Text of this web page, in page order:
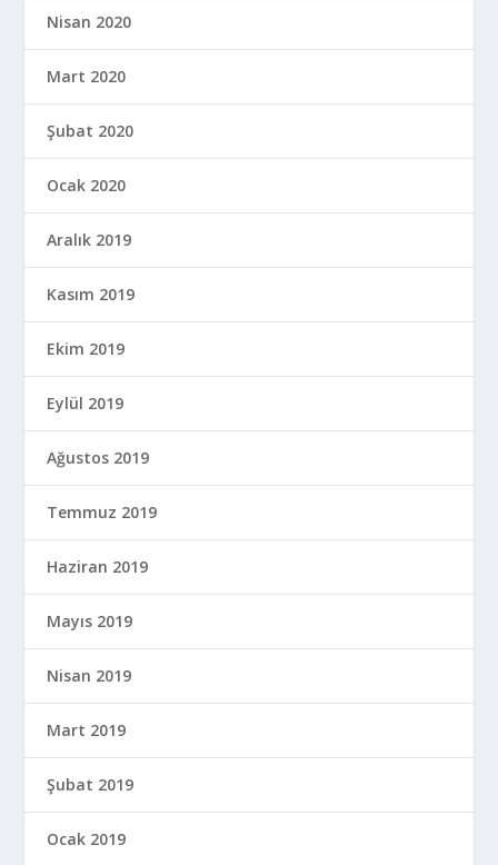
Nisan 2020
Mart 2020
Şubat 2020
Ocak 2020
Aralık 2019
Kasım 2019
Ekim 2019
Eylül 2019
Ağustos 2019
Temmuz 2019
Haziran 2019
Mayıs 2019
Nisan 2019
Mart 2019
Şubat 2019
Ocak 2019